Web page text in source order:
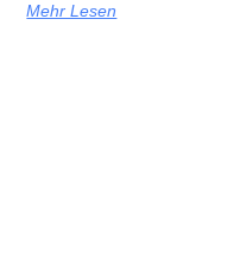
Mehr Lesen